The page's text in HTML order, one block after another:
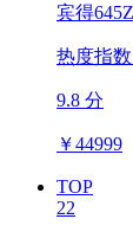
宾得
热度指数
9.8 分
￥44999
TOP
22